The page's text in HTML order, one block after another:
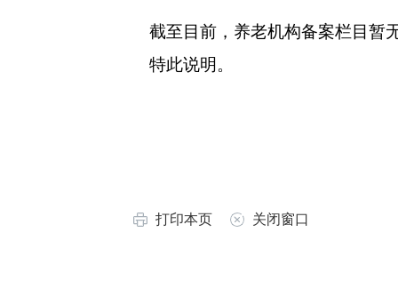
截至目前，养老机构备案栏目暂无
特此说明。
打印本页 关闭窗口